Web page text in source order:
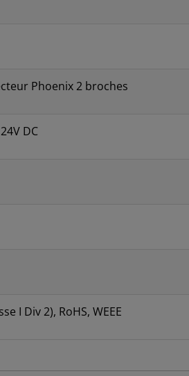
Phoenix 2 broches
DC
I Div 2), RoHS, WEEE